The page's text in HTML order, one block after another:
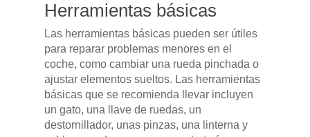
Herramientas básicas
Las herramientas básicas pueden ser útiles
para reparar problemas menores en el
coche, como cambiar una rueda pinchada o
ajustar elementos sueltos. Las herramientas
básicas que se recomienda llevar incluyen
un gato, una llave de ruedas, un
destornillador, unas pinzas, una linterna y